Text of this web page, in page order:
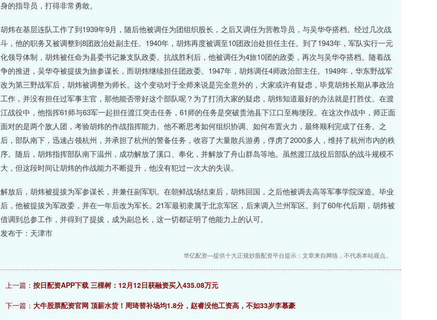
身的指导员，打得非常勇敢。
胡炜在基层连队工作了到1939年9月，随后他被调任为团组织股长，之后又调任为营教导员，与吴华夺搭档。经过几次战
斗，他的职务又被调整到8团政治处副主任。1940年，胡炜再度被调至10团政治处担任主任。到了1943年，军队实行一元
化领导体制，胡炜被任命为县委书记兼支队政委。抗战胜利后，他被调任为4旅10团的政委，再次与吴华夺搭档。随着战
争的推进，吴华夺被提拔为旅参谋长，而胡炜继续担任团政委。1947年，胡炜调任4师政治部主任。1949年，华东野战军
改为第三野战军后，胡炜被调整为师长。这个变动对于全师来说是完全意外的，大家或许有疑虑，毕竟胡炜长期从事政治
工作，并没有担任过军事主官，那他能否带好这个部队呢？为了打消大家的疑虑，胡炜知道最好的办法就是打胜仗。在渡
江战役中，他指挥61师与63军一起担任渡江突击任务，61师的任务是突破贵池县下江口至梅埂段。在这次作战中，师正面
面对的是两个敌人团，考验胡炜的作战指挥能力。他不断思考如何组织协调、如何布置火力，最终顺利完成了任务。之
后，部队南下，迅速占领杭州，并承担了杭州的警备任务，收容了大量散兵游勇，俘虏了2000多人，维持了杭州市内的秩
序。随后，胡炜指挥部队南下温州，成功解放了溪口、奉化，并解放了舟山群岛等地。虽然渡江战役后部队的战斗规模不
大，但这段时间让胡炜的作战能力不断提升，他没有犯过一次大的失误。
解放后，胡炜被提拔为军参谋长，并兼任副军职。在朝鲜战场结束后，胡炜回国，之后他被调去高等军事学院深造。毕业
后，他被提拔为军政委，并在一年后改为军长。21军最初隶属于北京军区，后来调入兰州军区。到了60年代后期，胡炜被
借调到总参工作，并得到了提拔，成为副总长，这一切都证明了他能力上的认可。
发布于：天津市
华亿配资—提供十大正规炒股配资平台提示：文章来自网络，不代表本站观点。
上一篇： 按日配资APP下载 三棵树：12月12日获融资买入435.08万元
下一篇： 大牛股票配资官网 顶薪水货！周琦替补场均1.8分，赵睿没他工资高，不如33岁李慕豪